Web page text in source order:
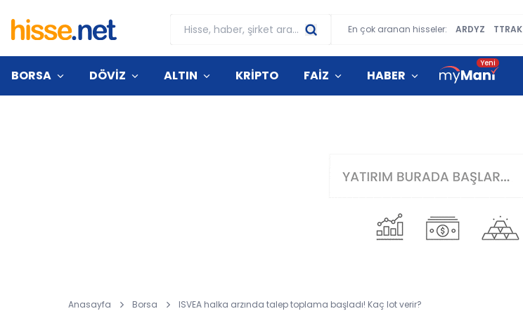
En çok aranan hisseler: ARDYZ TTRAK
BORSA DÖVİZ ALTIN KRİPTO FAİZ HABER
Anasayfa Borsa ISVEA halka arzında talep toplama başladı! Kaç lot verir?